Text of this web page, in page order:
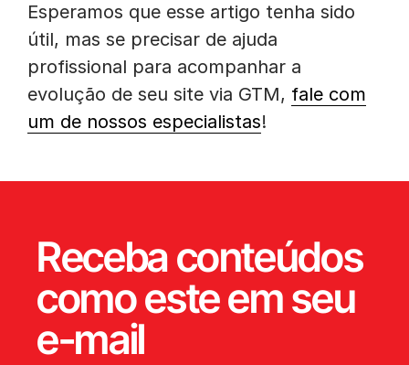
Esperamos que esse artigo tenha sido
útil, mas se precisar de ajuda
profissional para acompanhar a
evolução de seu site via GTM, fale com
um de nossos especialistas!
Receba conteúdos
como este em seu
e-mail